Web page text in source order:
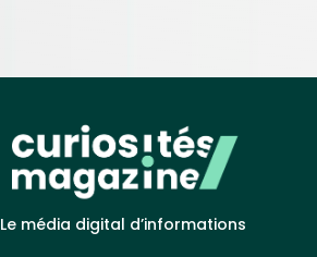
Le média digital d’informations